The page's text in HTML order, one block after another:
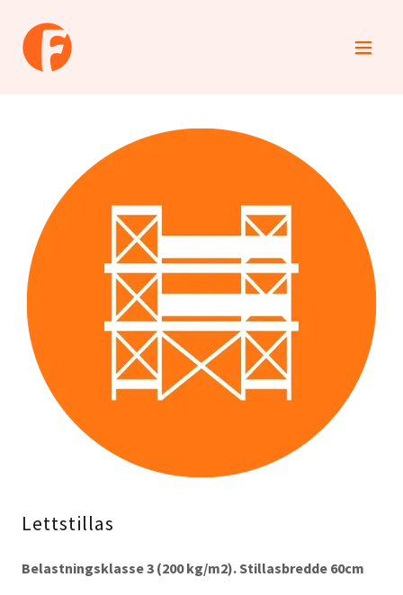
Lettstillas
Belastningsklasse 3 (200 kg/m2). Stillasbredde 60cm